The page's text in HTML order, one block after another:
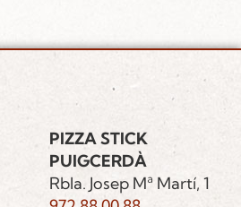
PIZZA STICK
PUIGCERDÀ
Rbla. Josep Mª Martí, 1